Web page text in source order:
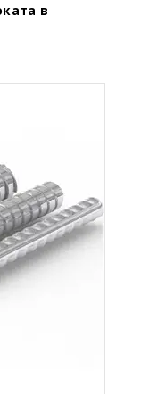
в